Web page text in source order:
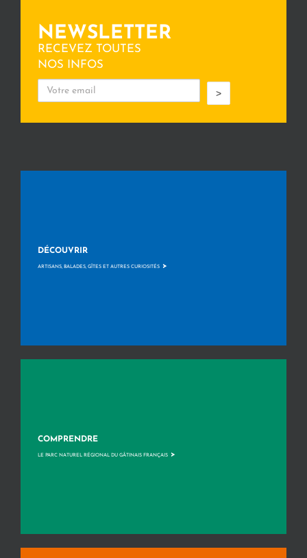
NEWSLETTER
RECEVEZ TOUTES
NOS INFOS
>
DÉCOUVRIR
ARTISANS, BALADES, GÎTES ET AUTRES CURIOSITÉS >
COMPRENDRE
LE PARC NATUREL RÉGIONAL DU GÂTINAIS FRANÇAIS >